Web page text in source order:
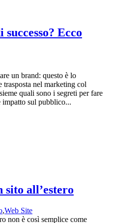
Ecco
un brand: questo è lo
trasposta nel marketing col
quali sono i segreti per fare
sul pubblico...
sito all’estero
,Web Site
non è così semplice come